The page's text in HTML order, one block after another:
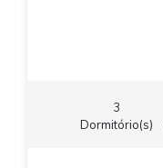
3
Dormitório(s)